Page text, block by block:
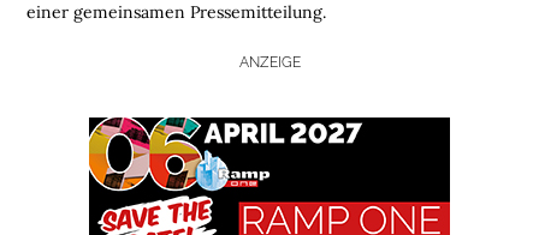
M
E
L
O
einer gemeinsamen Pressemitteilung.
ANZEIGE